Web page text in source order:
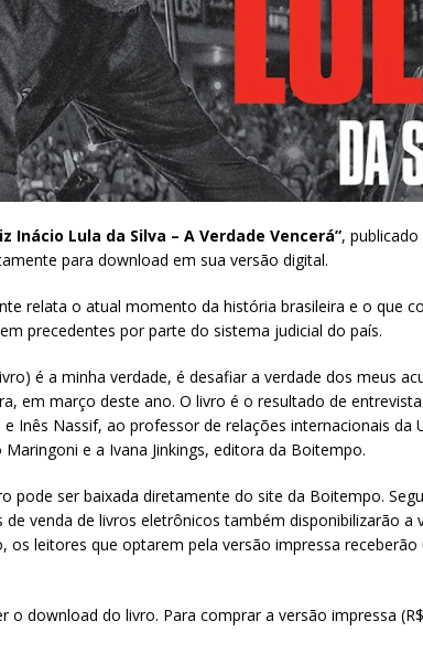
Inácio Lula da Silva – A Verdade Vencerá”,
para download em sua versão digital.
relata o atual momento da história brasileira e o que
precedentes por parte do sistema judicial do país.
é a minha verdade, é desafiar a verdade dos meus
em março deste ano. O livro é o resultado de
e Inês Nassif, ao professor de relações internacionais da
Maringoni e a Ivana Jinkings, editora da Boitempo.
pode ser baixada diretamente do site da Boitempo.
de venda de livros eletrônicos também disponibilizarão a
os leitores que optarem pela versão impressa
o download do livro. Para comprar a versão impressa